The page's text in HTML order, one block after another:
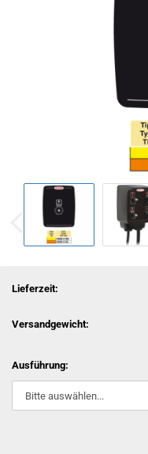
Lieferzeit:
Versandgewicht:
Ausführung: